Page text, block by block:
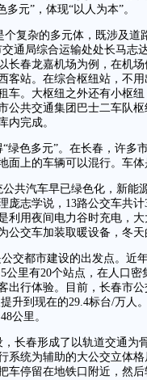
多元”，体现“以人为本”。
个复杂的多元体，既涉及
通局综合运输处处长马志
长春龙嘉机场为例，在机
客站。在综合枢纽站，不
车。大枢纽之外还有小枢
公共交通集团巴士二车队
内完成。
绿色多元”。在长春，许多
面上的车辆可以混行。车
共汽车早已绿色化，新能
庞志学说，13路公交车共
利用夜间电力谷时充电，
公交车加装取暖设备，冬
公交都市建设的出发点。近
公里有20个站点，在人口
出行体验。目前，长春市
升到现在的29.4标台/万人
公里。
长春形成了以轨道交通为
系统为辅助的大公交立体
车停留在地铁口附近，然